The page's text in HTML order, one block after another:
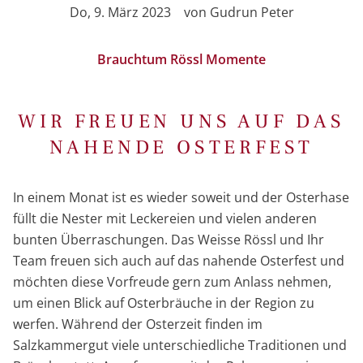
Do, 9. März 2023 von Gudrun Peter
Brauchtum Rössl Momente
WIR FREUEN UNS AUF DAS
NAHENDE OSTERFEST
In einem Monat ist es wieder soweit und der Osterhase
füllt die Nester mit Leckereien und vielen anderen
bunten Überraschungen. Das Weisse Rössl und Ihr
Team freuen sich auch auf das nahende Osterfest und
möchten diese Vorfreude gern zum Anlass nehmen,
um einen Blick auf Osterbräuche in der Region zu
werfen. Während der Osterzeit finden im
Salzkammergut viele unterschiedliche Traditionen und